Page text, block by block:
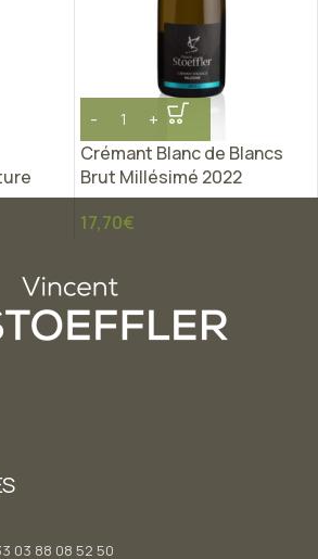
Crémant Blanc de Blancs
Brut Millésimé 2022
17,70€
03 88 08 52 50